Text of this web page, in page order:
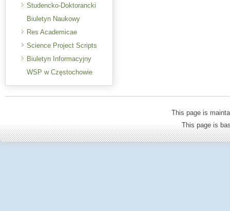
Studencko-Doktorancki
Biuletyn Naukowy
Res Academicae
Science Project Scripts
Biuletyn Informacyjny
WSP w Częstochowie
This page is
This page is